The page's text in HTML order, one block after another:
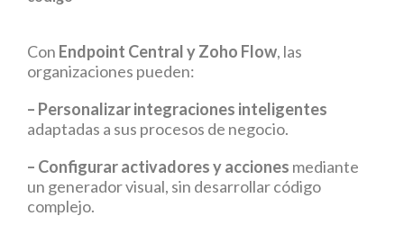
Con Endpoint Central y Zoho Flow, las
organizaciones pueden:
– Personalizar integraciones inteligentes
adaptadas a sus procesos de negocio.
– Configurar activadores y acciones mediante
un generador visual, sin desarrollar código
complejo.